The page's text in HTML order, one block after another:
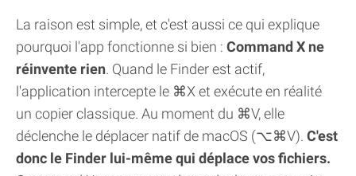
La raison est simple, et c'est aussi ce qui explique
pourquoi l'app fonctionne si bien : Command X ne
réinvente rien. Quand le Finder est actif,
l'application intercepte le ⌘X et exécute en réalité
un copier classique. Au moment du ⌘V, elle
déclenche le déplacer natif de macOS (⌥⌘V). C'est
donc le Finder lui-même qui déplace vos fichiers.